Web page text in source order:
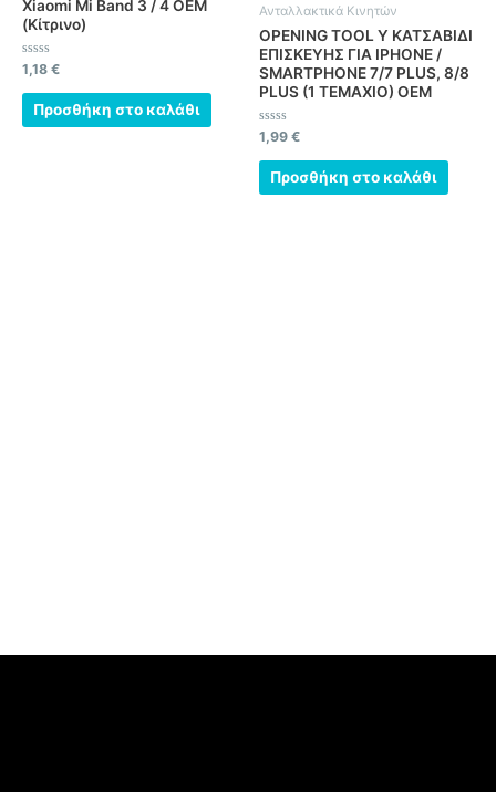
Xiaomi Mi Band 3 / 4 OEM
(Κίτρινο)
Βαθμολογήθηκε
με
0
από
1,18 €
Προσθήκη στο καλάθι
Ανταλλακτικά Κινητών
OPENING TOOL Y ΚΑΤΣΑΒΙΔΙ
ΕΠΙΣΚΕΥΗΣ ΓΙΑ IPHONE /
SMARTPHONE 7/7 PLUS, 8/8
PLUS (1 ΤΕΜΑΧΙΟ) OEM
Βαθμολογήθηκε
με
0
από
1,99 €
Προσθήκη στο καλάθι